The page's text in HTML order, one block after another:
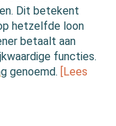
Dit betekent
hetzelfde loon
betaalt aan
functies.
genoemd. [Lees